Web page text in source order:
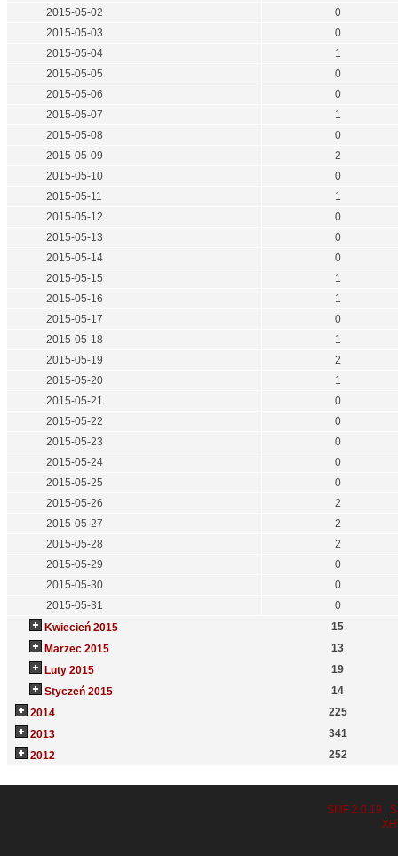
2015-05-02
0
2015-05-03
0
2015-05-04
1
2015-05-05
0
2015-05-06
0
2015-05-07
1
2015-05-08
0
2015-05-09
2
2015-05-10
0
2015-05-11
1
2015-05-12
0
2015-05-13
0
2015-05-14
0
2015-05-15
1
2015-05-16
1
2015-05-17
0
2015-05-18
1
2015-05-19
2
2015-05-20
1
2015-05-21
0
2015-05-22
0
2015-05-23
0
2015-05-24
0
2015-05-25
0
2015-05-26
2
2015-05-27
2
2015-05-28
2
2015-05-29
0
2015-05-30
0
2015-05-31
0
Kwiecień 2015
15
Marzec 2015
13
Luty 2015
19
Styczeń 2015
14
2014
225
2013
341
2012
252
SMF 2.0.19